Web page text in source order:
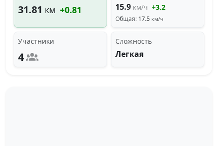
31.81 км +0.81 15.9 км/ч +3.2
Общая: 17.5 км/ч
Участники
4
Сложность
Легкая